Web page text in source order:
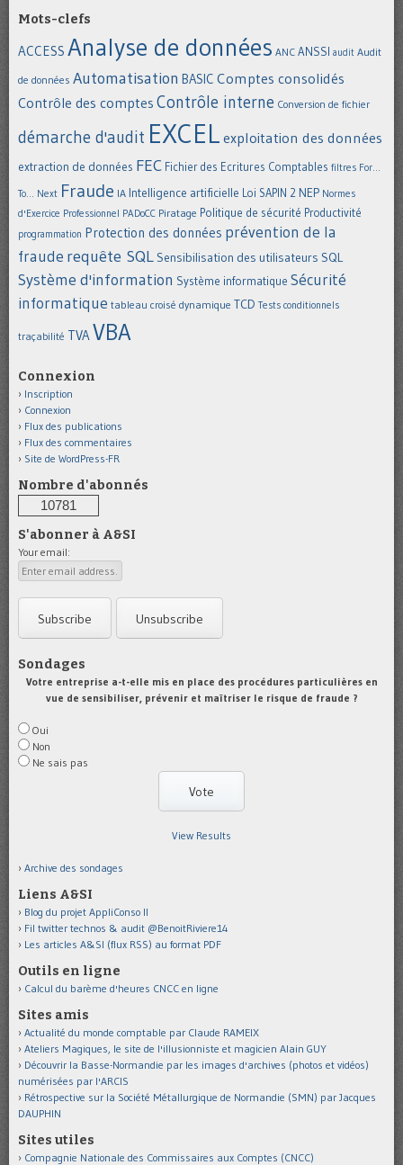
Mots-clefs
ACCESS Analyse de données ANC ANSSI audit Audit
de données Automatisation BASIC Comptes consolidés
Contrôle des comptes Contrôle interne Conversion de fichier
démarche d'audit EXCEL exploitation des données
extraction de données FEC Fichier des Ecritures Comptables filtres For...
To... Next Fraude IA Intelligence artificielle Loi SAPIN 2 NEP Normes
d'Exercice Professionnel PADoCC Piratage Politique de sécurité Productivité
programmation Protection des données prévention de la
fraude requête SQL Sensibilisation des utilisateurs SQL
Système d'information Système informatique Sécurité
informatique tableau croisé dynamique TCD Tests conditionnels
traçabilité TVAVBA
Connexion
Inscription
Connexion
Flux des publications
Flux des commentaires
Site de WordPress-FR
Nombre d'abonnés
10781
S'abonner à A&SI
Your email:
Sondages
Votre entreprise a-t-elle mis en place des procédures particulières en
vue de sensibiliser, prévenir et maîtriser le risque de fraude ?
Oui
Non
Ne sais pas
View Results
Archive des sondages
Liens A&SI
Blog du projet AppliConso II
Fil twitter technos & audit @BenoitRiviere14
Les articles A&SI (flux RSS) au format PDF
Outils en ligne
Calcul du barème d'heures CNCC en ligne
Sites amis
Actualité du monde comptable par Claude RAMEIX
Ateliers Magiques, le site de l'illusionniste et magicien Alain GUY
Découvrir la Basse-Normandie par les images d'archives (photos et vidéos)
numérisées par l'ARCIS
Rétrospective sur la Société Métallurgique de Normandie (SMN) par Jacques
DAUPHIN
Sites utiles
Compagnie Nationale des Commissaires aux Comptes (CNCC)